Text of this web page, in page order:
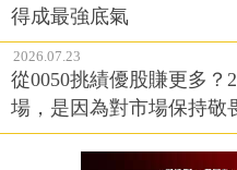
得成最強底氣
2026.07.23
從0050挑績優股賺更多
場，是因為對市場保持敬